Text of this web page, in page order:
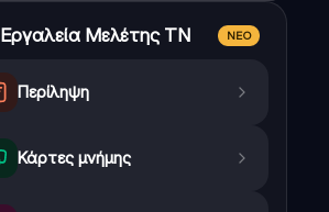
Εργαλεία Μελέτης ΤΝ ΝΈΟ
Περίληψη
Κάρτες μνήμης